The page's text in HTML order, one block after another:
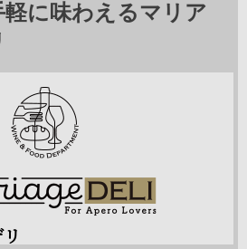
に味わえるマリア